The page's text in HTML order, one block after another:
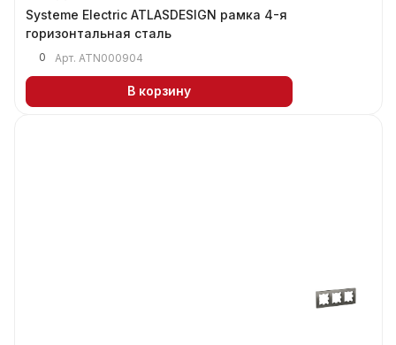
Systeme Electric ATLASDESIGN рамка 4-я
горизонтальная сталь
0 Арт. ATN000904
В корзину